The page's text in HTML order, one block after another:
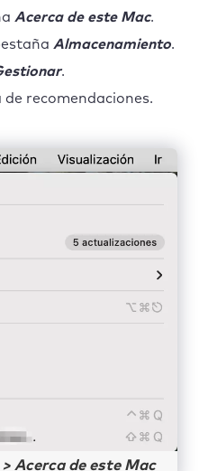
Acerca de este Mac.
Almacenamiento.
.
recomendaciones.
Acerca de este Mac